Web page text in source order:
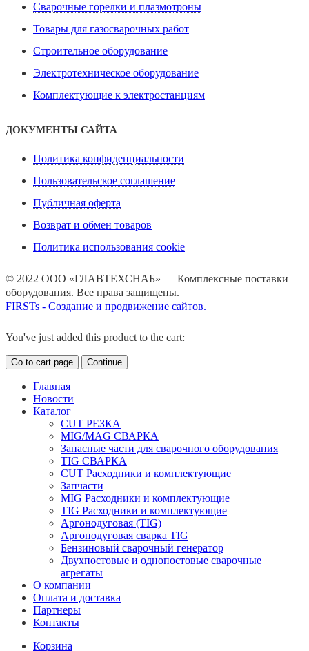
Сварочные горелки и плазмотроны
Товары для газосварочных работ
Строительное оборудование
Электротехническое оборудование
Комплектующие к электростанциям
ДОКУМЕНТЫ САЙТА
Политика конфиденциальности
Пользовательское соглашение
Публичная оферта
Возврат и обмен товаров
Политика использования cookie
© 2022 ООО «ГЛАВТЕХСНАБ» — Комплексные поставки
оборудования. Все права защищены.
FIRSTs - Создание и продвижение сайтов.
You've just added this product to the cart:
Go to cart page Continue
Главная
Новости
Каталог
CUT РЕЗКА
MIG/MAG СВАРКА
Запасные части для сварочного оборудования
TIG СВАРКА
CUT Расходники и комплектующие
Запчасти
MIG Расходники и комплектующие
TIG Расходники и комплектующие
Аргонодуговая (TIG)
Аргонодуговая сварка TIG
Бензиновый сварочный генератор
Двухпостовые и однопостовые сварочные
агрегаты
О компании
Оплата и доставка
Партнеры
Контакты
Корзина